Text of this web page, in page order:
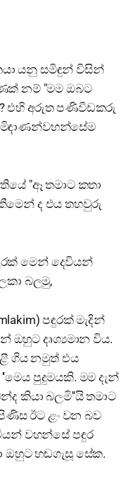
යනු සමිඳුන් විසින්
නම් "මම ඔබට
එහි අරුත පණිවිඩකරු
"ඈ තමාට කතා
ද එය තහවුරු
මෙන් දෙවියන්
බලමු,
පඳුරක් මැදින්
ඔහුට දෘශ්‍යමාන විය.
ගිය නමුත් එය
පුදුමයකි. මම දැන්
කියා බලමි''යි තමාට
ඊට ළං වන බව
වහන්සේ පඳුර
ඔහුට හඬගැසූ සේක.